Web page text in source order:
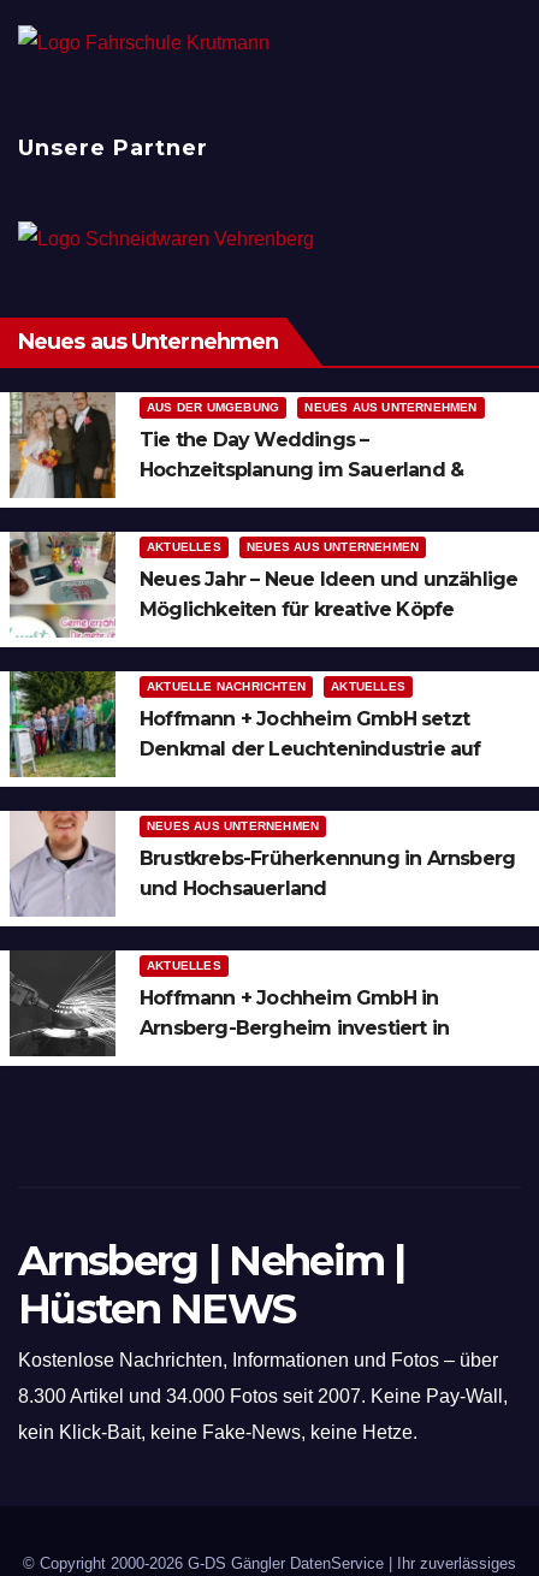
Unsere Partner
Neues aus Unternehmen
AUS DER UMGEBUNG NEUES AUS UNTERNEHMEN
Tie the Day Weddings –
Hochzeitsplanung im Sauerland &
AKTUELLES NEUES AUS UNTERNEHMEN
Neues Jahr – Neue Ideen und unzählige
Möglichkeiten für kreative Köpfe
AKTUELLE NACHRICHTEN AKTUELLES
Hoffmann + Jochheim GmbH setzt
Denkmal der Leuchtenindustrie auf
NEUES AUS UNTERNEHMEN
Brustkrebs-Früherkennung in Arnsberg
und Hochsauerland
AKTUELLES
Hoffmann + Jochheim GmbH in
Arnsberg-Bergheim investiert in
Arnsberg | Neheim |
Hüsten NEWS
Kostenlose Nachrichten, Informationen und Fotos – über
8.300 Artikel und 34.000 Fotos seit 2007. Keine Pay-Wall,
kein Klick-Bait, keine Fake-News, keine Hetze.
© Copyright 2000-2026 G-DS Gängler DatenService | Ihr zuverlässiges